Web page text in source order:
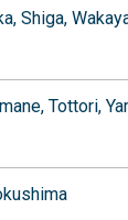
Shiga
Tottori